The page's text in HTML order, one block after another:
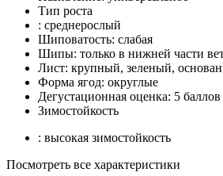
Тип роста
: среднерослый
Шиповатость: слабая
Шипы: только в нижней части
Лист: крупный, зеленый,
Форма ягод: округлые
Дегустационная оценка: 5 баллов
Зимостойкость
: высокая зимостойкость
Посмотреть все характеристики